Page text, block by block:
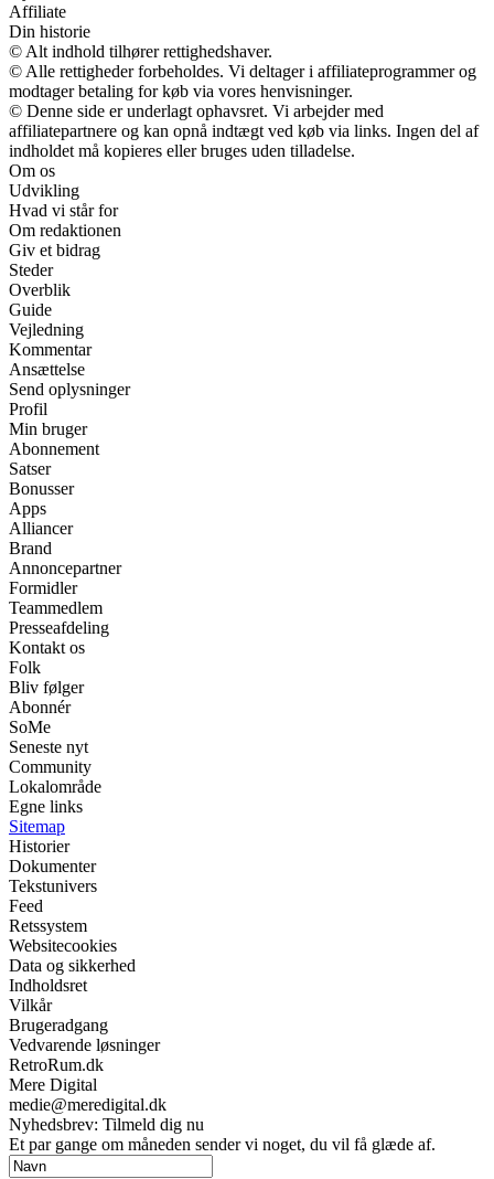
Affiliate
Din historie
© Alt indhold tilhører rettighedshaver.
© Alle rettigheder forbeholdes. Vi deltager i affiliateprogrammer og
modtager betaling for køb via vores henvisninger.
© Denne side er underlagt ophavsret. Vi arbejder med
affiliatepartnere og kan opnå indtægt ved køb via links. Ingen del af
indholdet må kopieres eller bruges uden tilladelse.
Om os
Udvikling
Hvad vi står for
Om redaktionen
Giv et bidrag
Steder
Overblik
Guide
Vejledning
Kommentar
Ansættelse
Send oplysninger
Profil
Min bruger
Abonnement
Satser
Bonusser
Apps
Alliancer
Brand
Annoncepartner
Formidler
Teammedlem
Presseafdeling
Kontakt os
Folk
Bliv følger
Abonnér
SoMe
Seneste nyt
Community
Lokalområde
Egne links
Sitemap
Historier
Dokumenter
Tekstunivers
Feed
Retssystem
Websitecookies
Data og sikkerhed
Indholdsret
Vilkår
Brugeradgang
Vedvarende løsninger
RetroRum.dk
Mere Digital
medie@meredigital.dk
Nyhedsbrev: Tilmeld dig nu
Et par gange om måneden sender vi noget, du vil få glæde af.